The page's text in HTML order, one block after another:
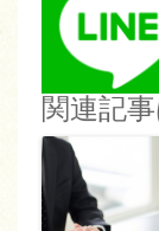
関連記